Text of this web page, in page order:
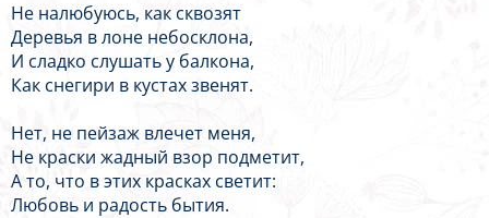
Не налюбуюсь, как сквозят
Деревья в лоне небосклона,
И сладко слушать у балкона,
Как снегири в кустах звенят.
Нет, не пейзаж влечет меня,
Не краски жадный взор подметит,
А то, что в этих красках светит:
Любовь и радость бытия.